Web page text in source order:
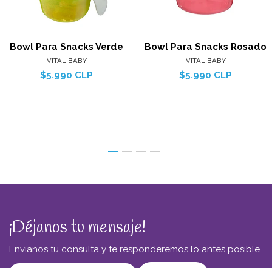
Bowl Para Snacks Verde
VITAL BABY
$5.990 CLP
Bowl Para Snacks Rosado
VITAL BABY
$5.990 CLP
¡Déjanos tu mensaje!
Envíanos tu consulta y te responderemos lo antes posible.